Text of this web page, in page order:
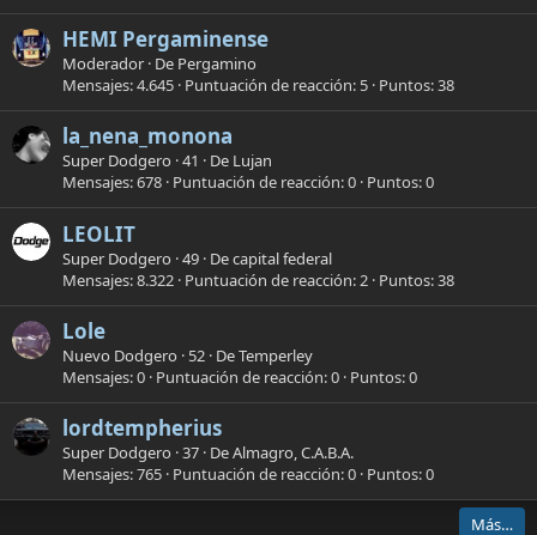
HEMI Pergaminense
Moderador · De Pergamino
Mensajes 4.645 Puntuación de reacción 5 Puntos 38
la_nena_monona
Super Dodgero ·41 · De Lujan
Mensajes 678 Puntuación de reacción 0 Puntos 0
LEOLIT
Super Dodgero ·49 · Decapital federal
Mensajes 8.322 Puntuación de reacción 2 Puntos 38
Lole
Nuevo Dodgero · 52 · DeTemperley
Mensajes 0 Puntuación de reacción 0 Puntos 0
lordtempherius
Super Dodgero ·37 · DeAlmagro, C.A.B.A.
Mensajes 765 Puntuación de reacción 0 Puntos 0
Más…